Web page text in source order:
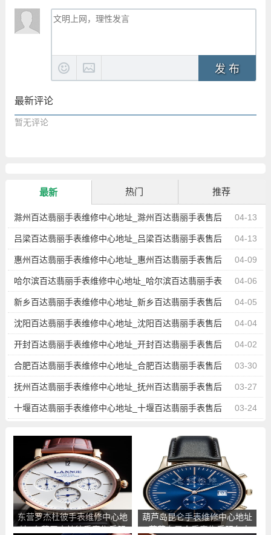
发 布
最新评论
暂无评论
最新 热门 推荐
04-13
滁州百达翡丽手表维修中心地址_滁州百达翡丽手表售后
服务点查询 04-13
吕梁百达翡丽手表维修中心地址_吕梁百达翡丽手表售后
服务点查询 04-09
惠州百达翡丽手表维修中心地址_惠州百达翡丽手表售后
服务点查询 04-06
哈尔滨百达翡丽手表维修中心地址_哈尔滨百达翡丽手表
售后服务点查询 04-05
新乡百达翡丽手表维修中心地址_新乡百达翡丽手表售后
服务点查询 04-04
沈阳百达翡丽手表维修中心地址_沈阳百达翡丽手表售后
服务点查询 04-02
开封百达翡丽手表维修中心地址_开封百达翡丽手表售后
服务点查询 03-30
合肥百达翡丽手表维修中心地址_合肥百达翡丽手表售后
服务点查询 03-27
抚州百达翡丽手表维修中心地址_抚州百达翡丽手表售后
服务点查询 03-24
十堰百达翡丽手表维修中心地址_十堰百达翡丽手表售后
东营罗杰杜彼手表维修中心地
址_东营罗杰杜彼手表售后服
葫芦岛昆仑手表维修中心地址
_葫芦岛昆仑手表售后服务点